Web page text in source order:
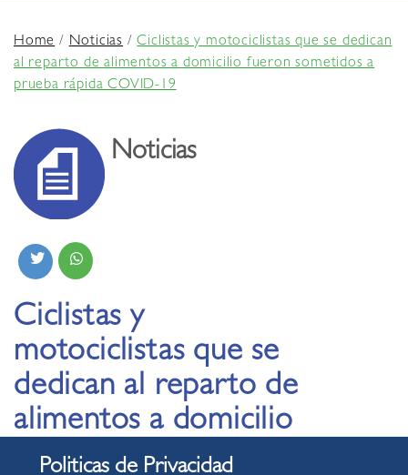
Home/Noticias /Ciclistas y motociclistas que se dedican
al reparto de alimentos a domicilio fueron sometidos a
prueba rápida COVID-19
Noticias
Ciclistas y
motociclistas que se
dedican al reparto de
alimentos a domicilio
fueron sometidos a